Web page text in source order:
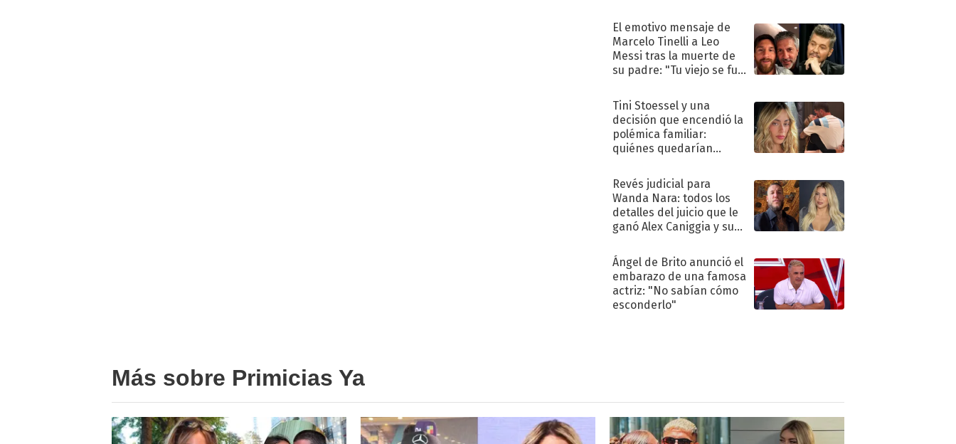
El emotivo mensaje de
Marcelo Tinelli a Leo
Messi tras la muerte de
su padre: "Tu viejo se fue
Tini Stoessel y una
decisión que encendió la
polémica familiar:
quiénes quedarían
Revés judicial para
Wanda Nara: todos los
detalles del juicio que le
ganó Alex Caniggia y sus
Ángel de Brito anunció el
embarazo de una famosa
actriz: "No sabían cómo
esconderlo"
Más sobre Primicias Ya